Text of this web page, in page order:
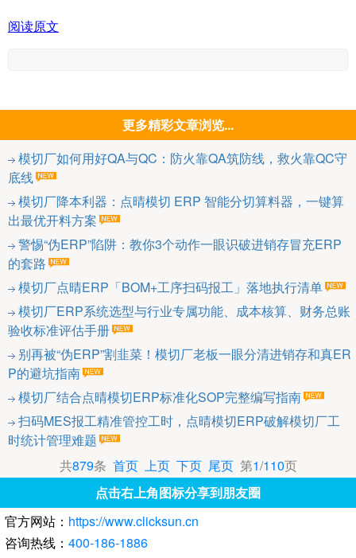
阅读原文
更多精彩文章浏览...
模切厂如何用好QA与QC：防火靠QA筑防线，救火靠QC守
底线
模切厂降本利器：点晴模切 ERP 智能分切算料器，一键算
出最优开料方案
警惕“伪ERP”陷阱：教你3个动作一眼识破进销存冒充ERP
的套路
模切厂点晴ERP「BOM+工序扫码报工」落地执行清单
模切厂ERP系统选型与行业专属功能、成本核算、财务总账
验收标准评估手册
别再被“伪ERP”割韭菜！模切厂老板一眼分清进销存和真ER
P的避坑指南
模切厂结合点晴模切ERP标准化SOP完整编写指南
扫码MES报工精准管控工时，点晴模切ERP破解模切厂工
时统计管理难题
共879条 首页 上页 下页 尾页第1/110页
点击右上角图标分享到朋友圈
官方网站： https://www.clicksun.cn
咨询热线： 400-186-1886